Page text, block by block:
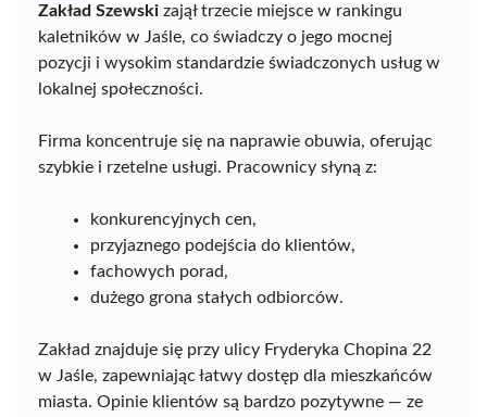
Zakład Szewski zajął trzecie miejsce w rankingu
kaletników w Jaśle, co świadczy o jego mocnej
pozycji i wysokim standardzie świadczonych usług w
lokalnej społeczności.
Firma koncentruje się na naprawie obuwia, oferując
szybkie i rzetelne usługi. Pracownicy słyną z:
konkurencyjnych cen,
przyjaznego podejścia do klientów,
fachowych porad,
dużego grona stałych odbiorców.
Zakład znajduje się przy ulicy Fryderyka Chopina 22
w Jaśle, zapewniając łatwy dostęp dla mieszkańców
miasta. Opinie klientów są bardzo pozytywne — ze